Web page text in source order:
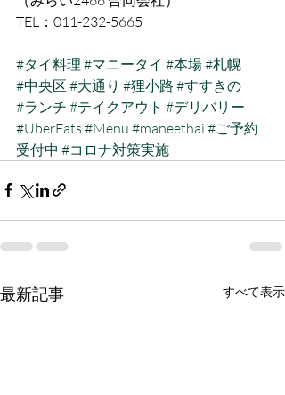
TEL：011-232-5665
#タイ料理 #マニータイ #本場#札幌
#中央区 #大通り #狸小路 #すすきの
#ランチ #テイクアウト #デリバリー
#UberEats #Menu #maneethai #ご予約
受付中 #コロナ対策実施
最新記事 すべて表示